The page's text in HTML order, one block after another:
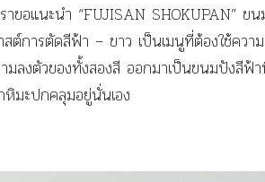
ขอแนะนำ “FUJISAN SHOKUPAN” ข
การตัดสีฟ้า – ขาว เป็นเมนูที่ต้องใช้ควา
มลงตัวของทั้งสองสี ออกมาเป็นขนมปังสี
มะปกคลุมอยู่นั่นเอง